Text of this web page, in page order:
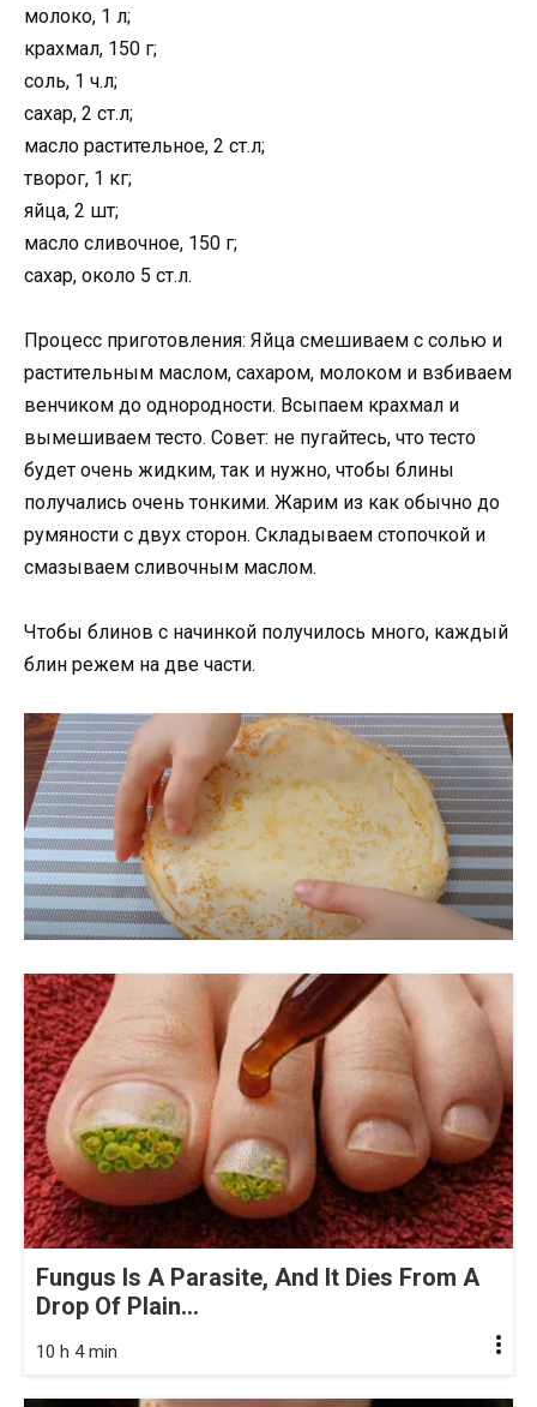
молоко, 1 л;
крахмал, 150 г;
соль, 1 ч.л;
сахар, 2 ст.л;
масло растительное, 2 ст.л;
творог, 1 кг;
яйца, 2 шт;
масло сливочное, 150 г;
сахар, около 5 ст.л.
Процесс приготовления: Яйца смешиваем с солью и
растительным маслом, сахаром, молоком и взбиваем
венчиком до однородности. Всыпаем крахмал и
вымешиваем тесто. Совет: не пугайтесь, что тесто
будет очень жидким, так и нужно, чтобы блины
получались очень тонкими. Жарим из как обычно до
румяности с двух сторон. Складываем стопочкой и
смазываем сливочным маслом.
Чтобы блинов с начинкой получилось много, каждый
блин режем на две части.
Fungus Is A Parasite, And It Dies From A
Drop Of Plain...
10 h 4 min